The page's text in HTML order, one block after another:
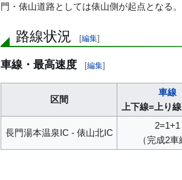
門・俵山道路としては俵山側が起点となる
路線状況 [編集]
車線・最高速度 [編集]
区間
車線
上下線=上り
長門湯本温泉IC - 俵山北IC
2=1+1
（完成2車